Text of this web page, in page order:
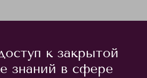
к закрытой
знаний в сфере